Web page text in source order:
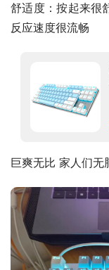
舒适度：按起来很
反应速度很流畅
巨爽无比 家人们无